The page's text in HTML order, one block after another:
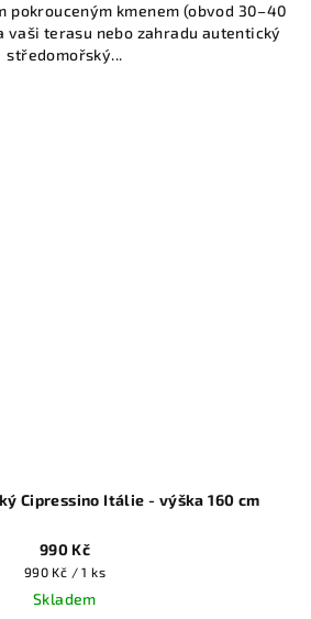
pokrouceným kmenem (obvod 30–40
vaši terasu nebo zahradu autentický
středomořský...
Cipressino Itálie - výška 160 cm
990 Kč
Měrná
cena:
990 Kč / 1 ks
Skladem